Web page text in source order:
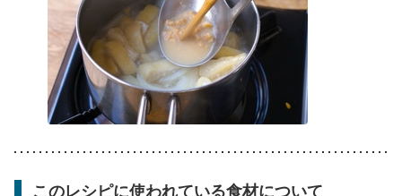
このレシピに使われている食材について